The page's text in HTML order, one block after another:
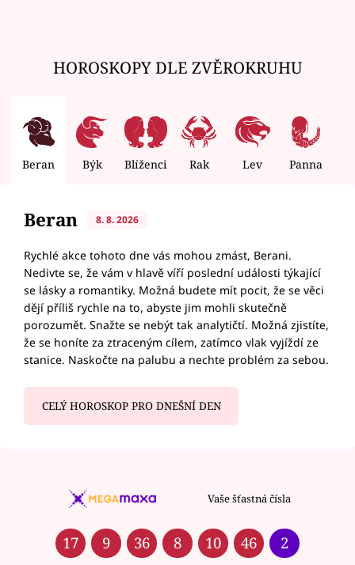
HOROSKOPY DLE ZVĚROKRUHU
Beran Býk Blíženci Rak Lev Panna
Beran 8. 8. 2026
Rychlé akce tohoto dne vás mohou zmást, Berani.
Nedivte se, že vám v hlavě víří poslední události týkající
se lásky a romantiky. Možná budete mít pocit, že se věci
dějí příliš rychle na to, abyste jim mohli skutečně
porozumět. Snažte se nebýt tak analytičtí. Možná zjistíte,
že se honíte za ztraceným cílem, zatímco vlak vyjíždí ze
stanice. Naskočte na palubu a nechte problém za sebou.
CELÝ HOROSKOP PRO DNEŠNÍ DEN
Vaše šťastná čísla
17 9 36 8 10 46 2